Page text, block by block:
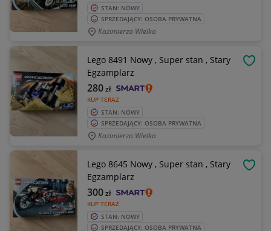
STAN: NOWY
SPRZEDAJĄCY: OSOBA PRYWATNA
Kazimierza Wielka
Lego 8491 Nowy , Super stan , Stary
Egzamplarz
KUP TERAZ
280zł
STAN: NOWY
SPRZEDAJĄCY: OSOBA PRYWATNA
Kazimierza Wielka
Lego 8645 Nowy , Super stan , Stary
Egzamplarz
KUP TERAZ
300zł
STAN: NOWY
SPRZEDAJĄCY: OSOBA PRYWATNA